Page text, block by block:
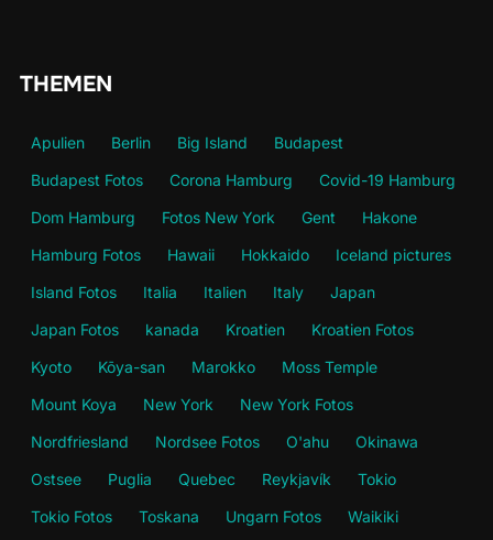
THEMEN
Apulien Berlin Big Island
Budapest
Budapest Fotos
Corona Hamburg
Covid-19 Hamburg
Dom Hamburg
Fotos New York Gent
Hakone
Hamburg Fotos
Hawaii Hokkaido
Iceland pictures
Island Fotos
Italia Italien Italy
Japan
Japan Fotos
kanada Kroatien
Kroatien Fotos
Kyoto
Kōya-san Marokko
Moss Temple
Mount Koya
New York
New York Fotos
Nordfriesland
Nordsee Fotos O'ahu
Okinawa
Ostsee
Puglia Quebec Reykjavík
Tokio
Tokio Fotos
Toskana Ungarn Fotos Waikiki